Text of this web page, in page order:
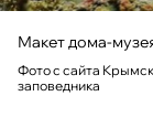
Макет дома-
Фото с сайта
заповедника